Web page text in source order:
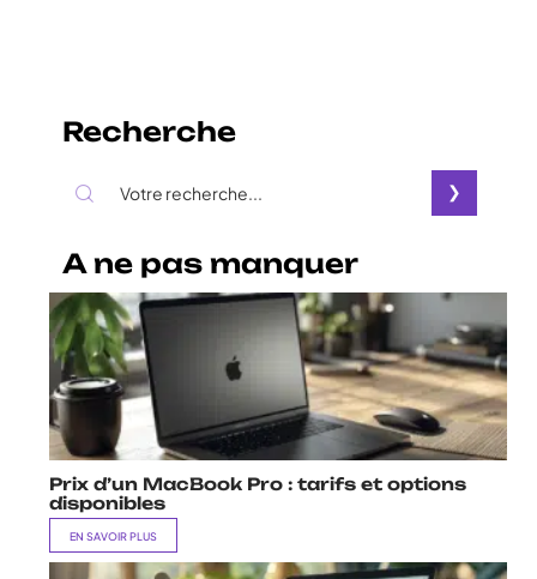
Recherche
A ne pas manquer
Prix d’un MacBook Pro : tarifs et options
disponibles
EN SAVOIR PLUS